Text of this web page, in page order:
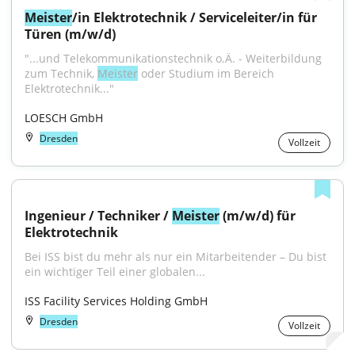
Meister/in Elektrotechnik / Serviceleiter/in für
Türen (m/w/d)
"...und Telekommunikationstechnik o.Ä. - Weiterbildung
zum Technik, Meister oder Studium im Bereich
Elektrotechnik..."
LOESCH GmbH
Dresden Vollzeit
Ingenieur / Techniker / Meister (m/w/d) für
Elektrotechnik
Bei ISS bist du mehr als nur ein Mitarbeitender – Du bist
ein wichtiger Teil einer globalen...
ISS Facility Services Holding GmbH
Dresden Vollzeit